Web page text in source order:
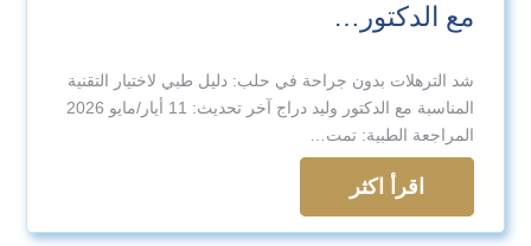
مع الدكتور…
شد الترهلات بدون جراحة في حلب: دليل طبي لاختيار التقنية
المناسبة مع الدكتور وليد دراج آخر تحديث: 11 أيار/مايو 2026
المراجعة الطبية: تمت…
اقرأ اكثر